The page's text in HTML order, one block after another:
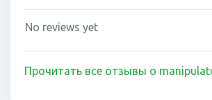
No reviews yet
Прочитать все отзывы о